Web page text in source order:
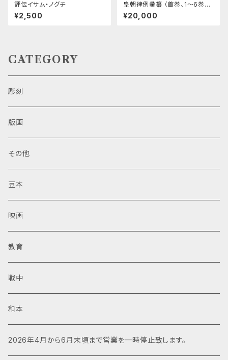
評伝イサム・ノグチ
¥2,500
皇朝律例彙纂 （首巻、1～6巻計
7冊合本）
¥20,000
CATEGORY
彫刻
版画
その他
豆本
映画
教育
戦中
和本
2026年4月から6月末頃まで営業を一時停止致します。